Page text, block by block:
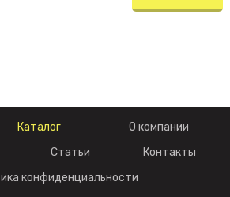
Каталог
О компании
Статьи
Контакты
конфиденциальности